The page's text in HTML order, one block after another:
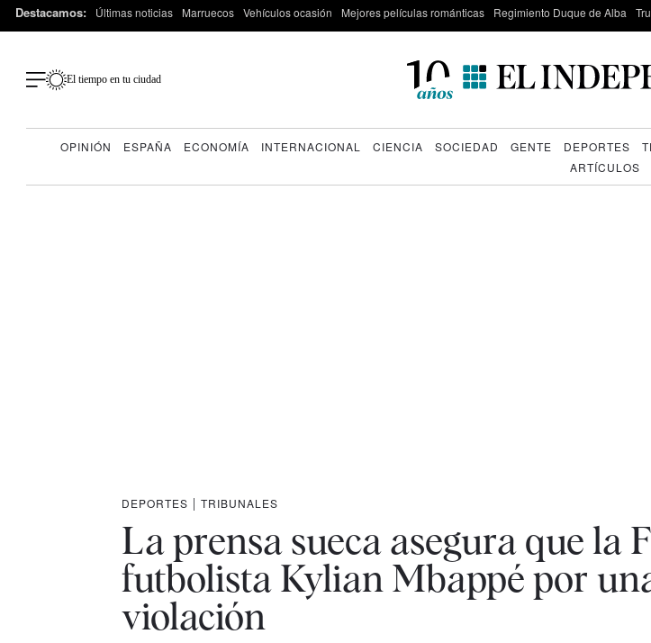
Destacamos: Últimas noticias Marruecos Vehículos ocasión Mejores películas románticas Regimiento Duque de Alba
El tiempo en tu ciudad
OPINIÓN ESPAÑA ECONOMÍA INTERNACIONAL CIENCIA SOCIEDAD GENTE DEPORTES
ARTÍCULOS
DEPORTES | TRIBUNALES
La prensa sueca asegura que la
futbolista Kylian Mbappé por
violación